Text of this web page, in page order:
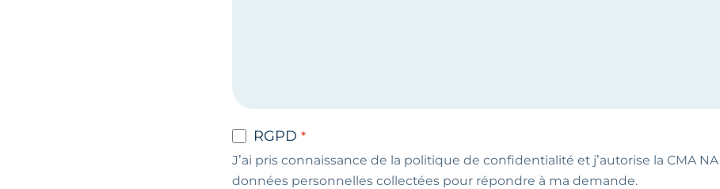
RGPD
J’ai pris connaissance de la politique de confidentialité et j’autorise la CMA
données personnelles collectées pour répondre à ma demande.